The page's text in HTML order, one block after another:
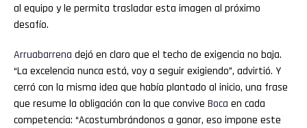
al equipo y le permita trasladar esta imagen al próximo
desafío.
Arruabarrena dejó en claro que el techo de exigencia no baja.
“La excelencia nunca está, voy a seguir exigiendo”, advirtió. Y
cerró con la misma idea que había plantado al inicio, una frase
que resume la obligación con la que convive Boca en cada
competencia: “Acostumbrándonos a ganar, eso impone este